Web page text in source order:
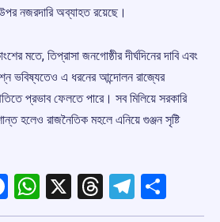
নজরদারি অব্যাহত রয়েছে।
মতে, তিপ্রাসা জনগোষ্ঠীর দীর্ঘদিনের দাবি এবং
ভবিষ্যতেও এ ধরনের আন্দোলন রাজ্যের
প্রভাব ফেলতে পারে। সব মিলিয়ে সরকারি
হলেও রাজনৈতিক মহলে এনিয়ে গুঞ্জন সৃষ্টি
Facebook
WhatsApp
X Threads